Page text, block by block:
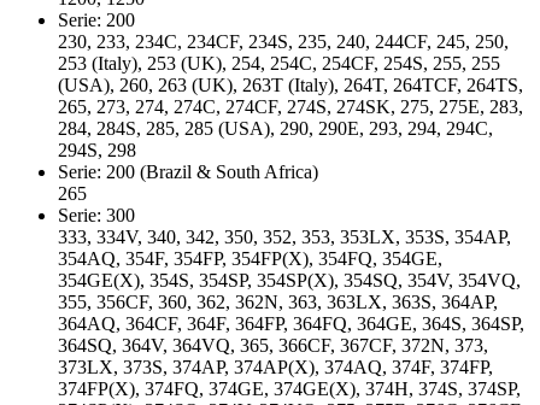
Serie: 200
230, 233, 234C, 234CF, 234S, 235, 240, 244CF, 245, 250,
253 (Italy), 253 (UK), 254, 254C, 254CF, 254S, 255, 255
(USA), 260, 263 (UK), 263T (Italy), 264T, 264TCF, 264TS,
265, 273, 274, 274C, 274CF, 274S, 274SK, 275, 275E, 283,
284, 284S, 285, 285 (USA), 290, 290E, 293, 294, 294C,
294S, 298
Serie: 200 (Brazil & South Africa)
265
Serie: 300
333, 334V, 340, 342, 350, 352, 353, 353LX, 353S, 354AP,
354AQ, 354F, 354FP, 354FP(X), 354FQ, 354GE,
354GE(X), 354S, 354SP, 354SP(X), 354SQ, 354V, 354VQ,
355, 356CF, 360, 362, 362N, 363, 363LX, 363S, 364AP,
364AQ, 364CF, 364F, 364FP, 364FQ, 364GE, 364S, 364SP,
364SQ, 364V, 364VQ, 365, 366CF, 367CF, 372N, 373,
373LX, 373S, 374AP, 374AP(X), 374AQ, 374F, 374FP,
374FP(X), 374FQ, 374GE, 374GE(X), 374H, 374S, 374SP,